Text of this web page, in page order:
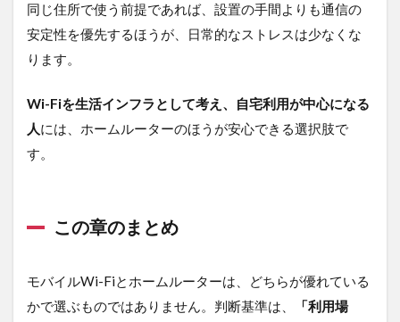
同じ住所で使う前提であれば、設置の手間よりも通信の
安定性を優先するほうが、日常的なストレスは少なくな
ります。
Wi-Fiを生活インフラとして考え、自宅利用が中心になる
人には、ホームルーターのほうが安心できる選択肢で
す。
この章のまとめ
モバイルWi-Fiとホームルーターは、どちらが優れている
かで選ぶものではありません。判断基準は、
「利用場